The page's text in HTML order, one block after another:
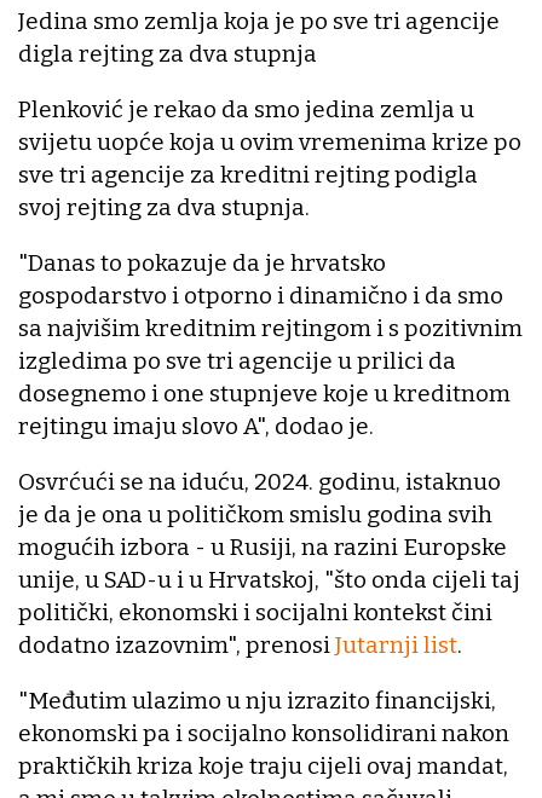
Jedina smo zemlja koja je po sve tri agencije
digla rejting za dva stupnja
Plenković je rekao da smo jedina zemlja u
svijetu uopće koja u ovim vremenima krize po
sve tri agencije za kreditni rejting podigla
svoj rejting za dva stupnja.
"Danas to pokazuje da je hrvatsko
gospodarstvo i otporno i dinamično i da smo
sa najvišim kreditnim rejtingom i s pozitivnim
izgledima po sve tri agencije u prilici da
dosegnemo i one stupnjeve koje u kreditnom
rejtingu imaju slovo A", dodao je.
Osvrćući se na iduću, 2024. godinu, istaknuo
je da je ona u političkom smislu godina svih
mogućih izbora - u Rusiji, na razini Europske
unije, u SAD-u i u Hrvatskoj, "što onda cijeli taj
politički, ekonomski i socijalni kontekst čini
dodatno izazovnim", prenosiJutarnji list.
"Međutim ulazimo u nju izrazito financijski,
ekonomski pa i socijalno konsolidirani nakon
praktičkih kriza koje traju cijeli ovaj mandat,